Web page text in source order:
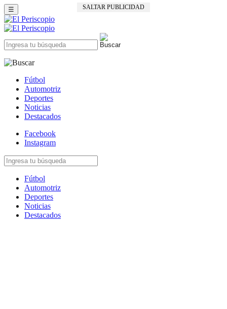
SALTAR PUBLICIDAD
☰
Fútbol
Automotriz
Deportes
Noticias
Destacados
Facebook
Instagram
Fútbol
Automotriz
Deportes
Noticias
Destacados